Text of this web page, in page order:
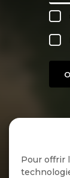
Pour offrir